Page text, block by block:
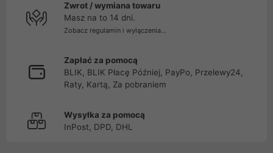
Zwrot / wymiana towaru
Masz na to 14 dni.
Zobacz regulamin i wyłączenia...
Zapłać za pomocą
BLIK, BLIK Płacę Później, PayPo, Przelewy24,
Raty, Kartą, Za pobraniem
Wysyłka za pomocą
InPost, DPD, DHL